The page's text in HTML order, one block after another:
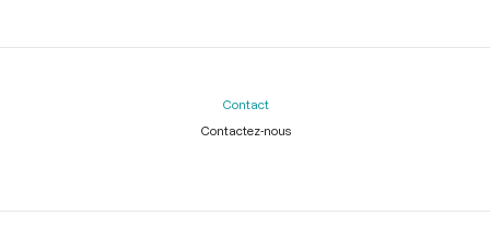
Contact
Contactez-nous
Légal